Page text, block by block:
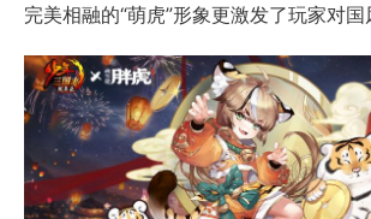
完美相融的“萌虎”形象更激发了玩家对国